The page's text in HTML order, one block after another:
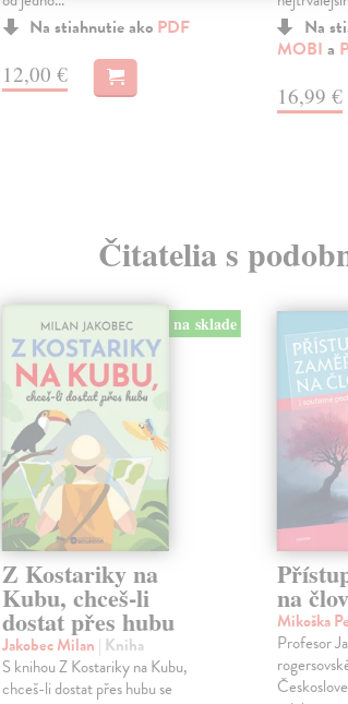
Na stiahnutie ako PDF
12,00 €
Na
MOBI a
16,99 €
Čitatelia s
na sklade
Z Kostariky na
Kubu, chceš-li
dostat přes hubu
Jakobec Milan | Kniha
S knihou Z Kostariky na Kubu,
chceš-li dostat přes hubu se
na
Mikoška
Profesor